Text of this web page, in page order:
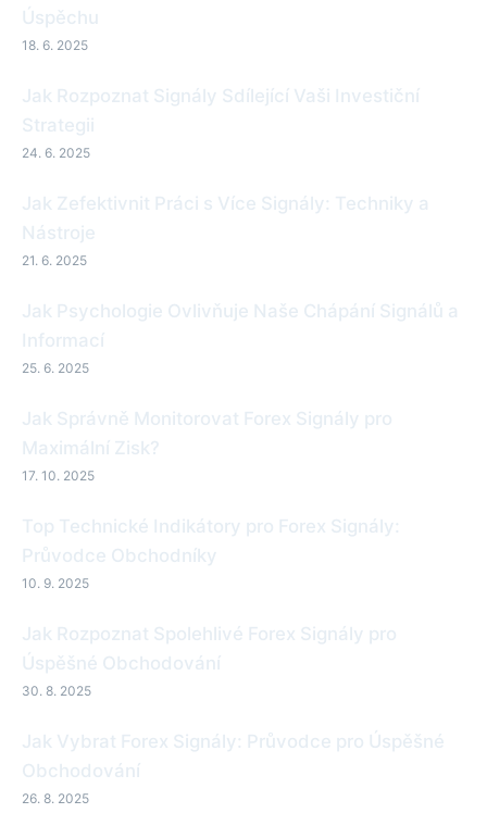
Úspěchu
18. 6. 2025
Jak Rozpoznat Signály Sdílející Vaši Investiční
Strategii
24. 6. 2025
Jak Zefektivnit Práci s Více Signály: Techniky a
Nástroje
21. 6. 2025
Jak Psychologie Ovlivňuje Naše Chápání Signálů a
Informací
25. 6. 2025
Jak Správně Monitorovat Forex Signály pro
Maximální Zisk?
17. 10. 2025
Top Technické Indikátory pro Forex Signály:
Průvodce Obchodníky
10. 9. 2025
Jak Rozpoznat Spolehlivé Forex Signály pro
Úspěšné Obchodování
30. 8. 2025
Jak Vybrat Forex Signály: Průvodce pro Úspěšné
Obchodování
26. 8. 2025